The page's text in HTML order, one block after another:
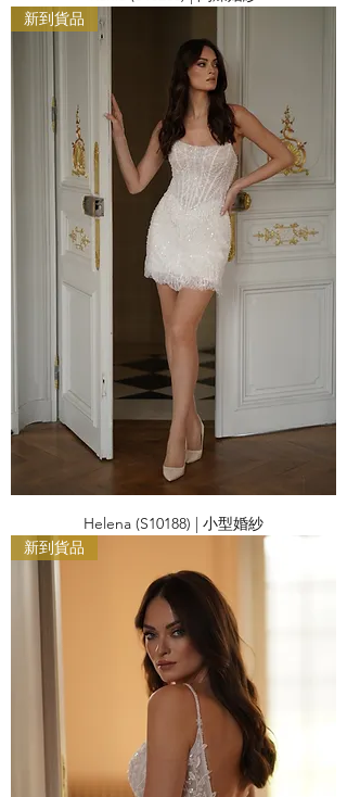
新到貨品
Helena (S10188) | 小型婚紗
新到貨品